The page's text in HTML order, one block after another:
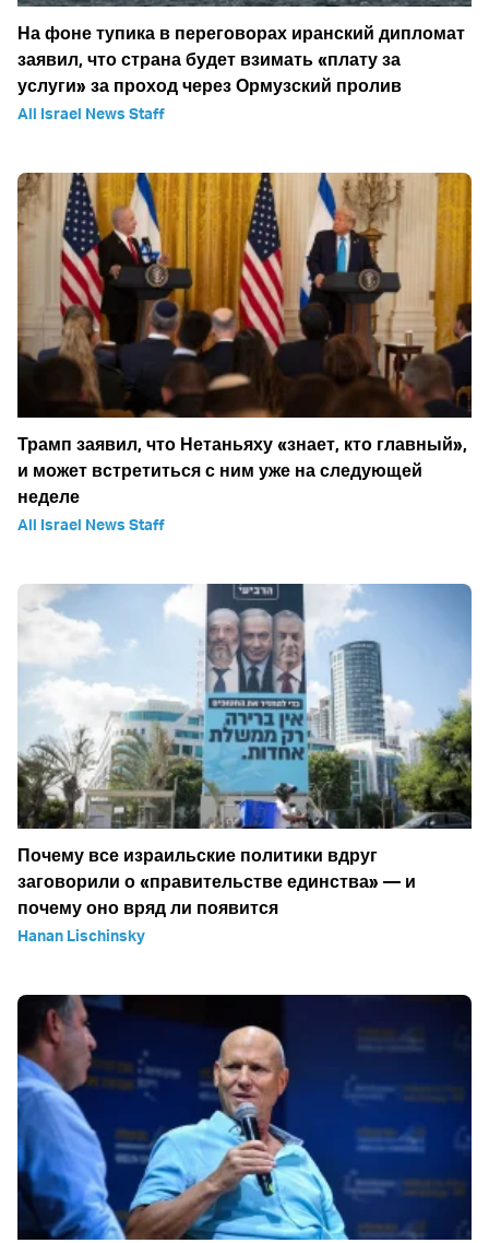
На фоне тупика в переговорах иранский дипломат
заявил, что страна будет взимать «плату за
услуги» за проход через Ормузский пролив
All Israel News Staff
Трамп заявил, что Нетаньяху «знает, кто главный»,
и может встретиться с ним уже на следующей
неделе
All Israel News Staff
Почему все израильские политики вдруг
заговорили о «правительстве единства» — и
почему оно вряд ли появится
Hanan Lischinsky